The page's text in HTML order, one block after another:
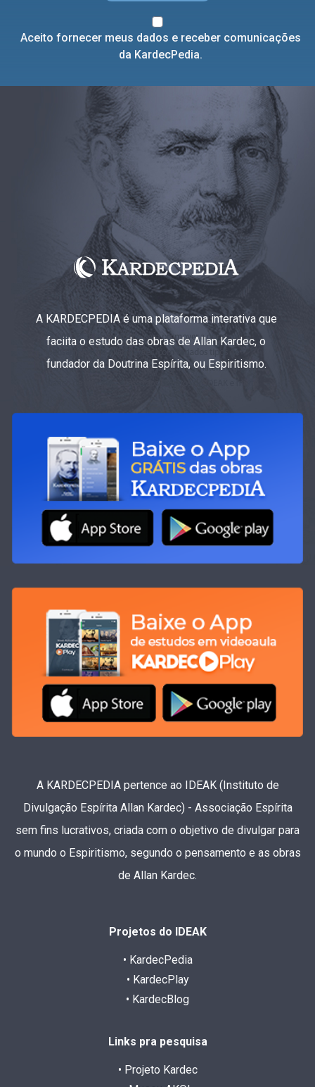
Aceito fornecer meus dados e receber comunicações
da KardecPedia.
A KARDECPEDIA é uma plataforma interativa que
faciita o estudo das obras de Allan Kardec, o
fundador da Doutrina Espírita, ou Espiritismo.
A KARDECPEDIA pertence ao IDEAK (Instituto de
Divulgação Espírita Allan Kardec) - Associação Espírita
sem fins lucrativos, criada com o objetivo de divulgar para
o mundo o Espiritismo, segundo o pensamento e as obras
de Allan Kardec.
Projetos do IDEAK
• KardecPedia
• KardecPlay
• KardecBlog
Links pra pesquisa
• Projeto Kardec